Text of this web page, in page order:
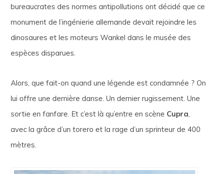
bureaucrates des normes antipollutions ont décidé que ce
monument de l’ingénierie allemande devait rejoindre les
dinosaures et les moteurs Wankel dans le musée des
espèces disparues.
Alors, que fait-on quand une légende est condamnée ? On
lui offre une dernière danse. Un dernier rugissement. Une
sortie en fanfare. Et c’est là qu’entre en scène Cupra,
avec la grâce d’un torero et la rage d’un sprinteur de 400
mètres.